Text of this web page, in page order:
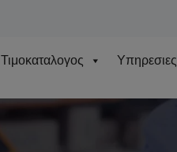
Τιμοκαταλογος Υπηρεσιες